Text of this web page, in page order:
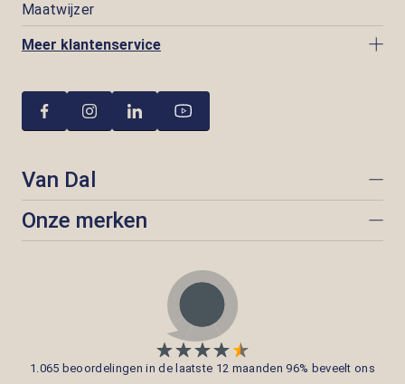
Maatwijzer
Meer klantenservice
Van Dal
Onze merken
1.065 beoordelingen in de laatste 12 maanden 96% beveelt ons